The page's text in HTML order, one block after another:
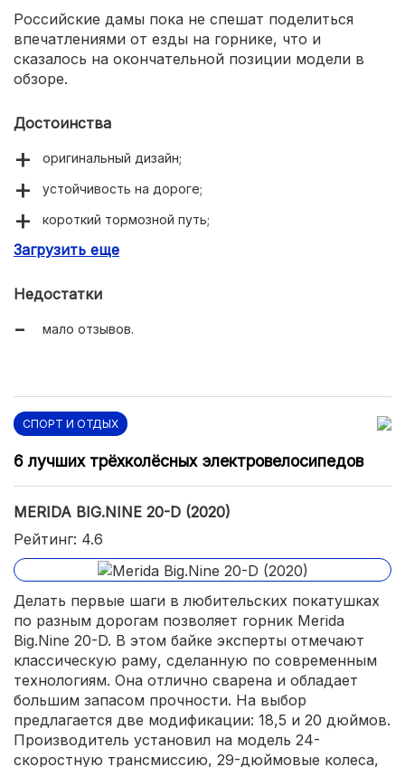
Российские дамы пока не спешат поделиться
впечатлениями от езды на горнике, что и
сказалось на окончательной позиции модели в
обзоре.
Достоинства
оригинальный дизайн;
устойчивость на дороге;
короткий тормозной путь;
удобное седло.
Загрузить еще
Недостатки
мало отзывов.
СПОРТ И ОТДЫХ
6 лучших трёхколёсных электровелосипедов
MERIDA BIG.NINE 20-D (2020)
Рейтинг: 4.6
Делать первые шаги в любительских покатушках
по разным дорогам позволяет горник Merida
Big.Nine 20-D. В этом байке эксперты отмечают
классическую раму, сделанную по современным
технологиям. Она отлично сварена и обладает
большим запасом прочности. На выбор
предлагается две модификации: 18,5 и 20 дюймов.
Производитель установил на модель 24-
скоростную трансмиссию, 29-дюймовые колеса,